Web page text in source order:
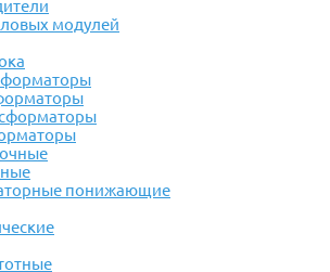
модулей
понижающие